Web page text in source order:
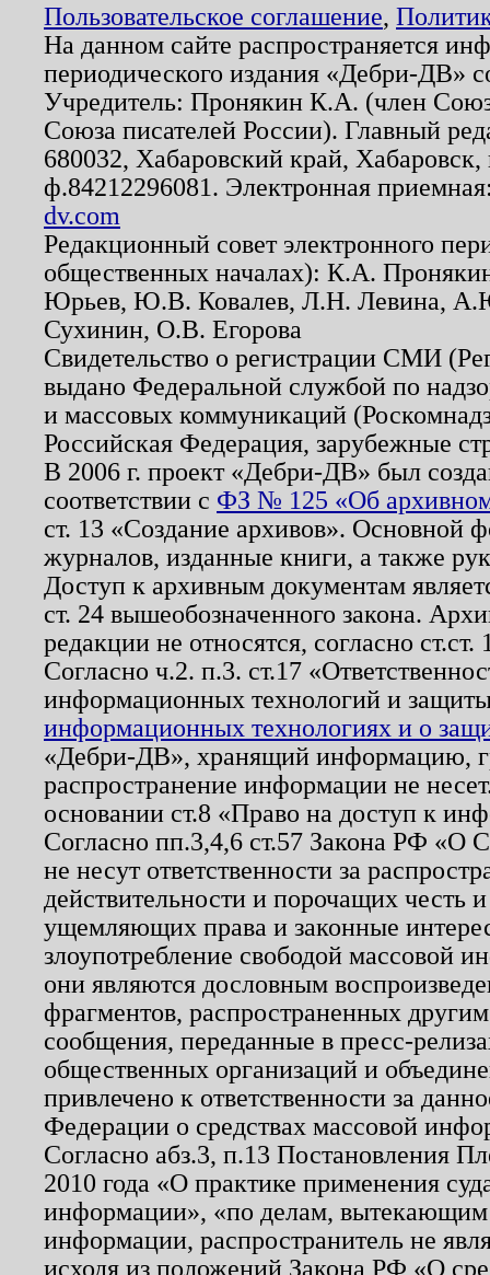
Пользовательское соглашение,
На данном сайте распространяется
периодического издания «Дебри-ДВ»
Учредитель: Пронякин К.А. (член
Союза писателей России). Главный
680032, Хабаровский край,
ф.84212296081. Электронная
dv.com
Редакционный совет электронного
общественных началах): К.А.
Юрьев, Ю.В. Ковалев, Л.Н. Левина,
Сухинин, О.В. Егорова
Свидетельство о регистрации СМИ
выдано Федеральной службой по
и массовых коммуникаций
Российская Федерация, зарубежные
В 2006 г. проект «Дебри-ДВ» был
соответствии с ФЗ № 125 «Об
ст. 13 «Создание архивов». Основной
журналов, изданные книги, а также
Доступ к архивным документам
ст. 24 вышеобозначенного закона.
редакции не относятся, согласно
Согласно ч.2. п.3. ст.17
информационных технологий и
информационных технологиях и о
«Дебри-ДВ», хранящий информацию,
распространение информации не
основании ст.8 «Право на доступ к
Согласно пп.3,4,6 ст.57 Закона РФ «О
не несут ответственности за
действительности и порочащих честь
ущемляющих права и законные
злоупотребление свободой массовой
они являются дословным
фрагментов, распространенных
сообщения, переданные в пресс-
общественных организаций и
привлечено к ответственности за
Федерации о средствах массовой
Согласно абз.3, п.13 Постановления
2010 года «О практике применения
информации», «по делам, вытекающим
информации, распространитель не
исходя из положений Закона РФ «О